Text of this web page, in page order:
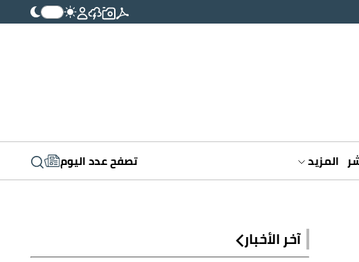
المزيد تصفح عدد اليوم
آخر الأخبار